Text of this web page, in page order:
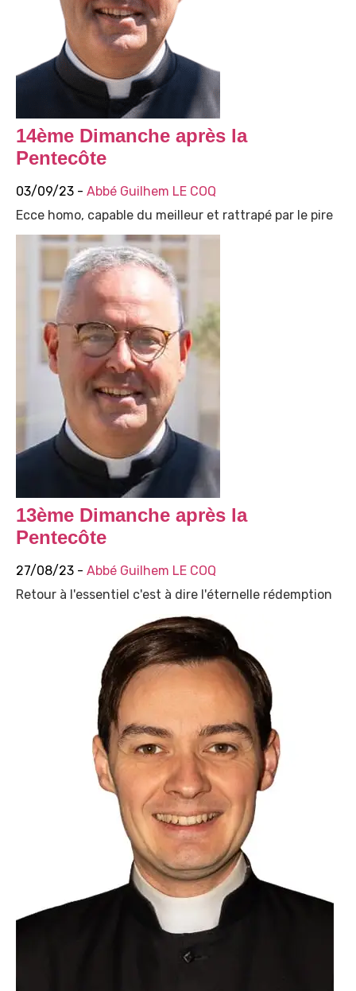
14ème Dimanche après la
Pentecôte
03/09/23 - Abbé Guilhem LE COQ
Ecce homo, capable du meilleur et rattrapé par le pire
13ème Dimanche après la
Pentecôte
27/08/23 - Abbé Guilhem LE COQ
Retour à l'essentiel c'est à dire l'éternelle rédemption